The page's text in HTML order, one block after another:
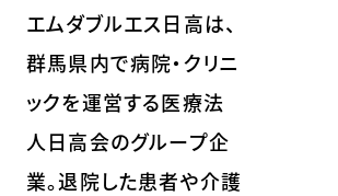
エムダブルエス日高は、
群馬県内で病院・クリニ
ックを運営する医療法
人日高会のグループ企
業。退院した患者や介護